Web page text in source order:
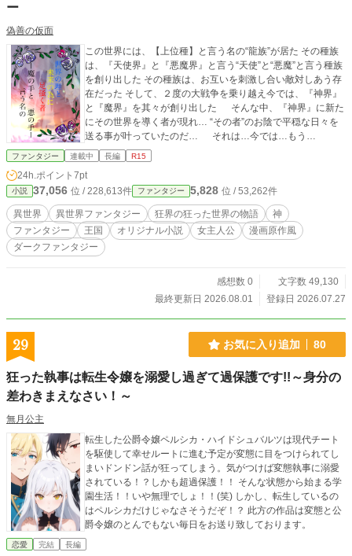
ー
偽善の仮面
この世界には、【上位種】と言う名の“龍族”が居た その種族
は、『天使界』と『悪魔界』と言う“天使”と“悪魔”と言う種族
を創り出した その種族は、お互いを刺激し合い敵対しあう存
在だった そして、２度の大戦争を乗り越え今では、『神界』
と『魔界』を其々が創り出した そんな中、『神界』に新た
にその世界を導く者が現れ… “その者”のお陰で平穏な日々を
送る事が叶っていたのだ… それは…今では…もう…
ファンタジー 連載中 長編 R15
24h.ポイント 7pt
小説 37,056 位 / 228,613件 ファンタジー 5,828 位 / 53,262件
異世界 異世界ファンタジー 狂界の狂った世界の物語
神
ファンタジー
王国 オリジナル小説 女主人公
漫画原作風
ダークファンタジー
感想数 0
文字数 49,130
最終更新日 2026.08.01
登録日 2026.07.27
29 お気に入り追加 80
狂った執事は転生令嬢を溺愛し過ぎて過保護です!!～身分の
差わきまえなさい！～
無月公主
転生した公爵令嬢ペルシカ・ハイドシュバルツは現代チート
を駆使して幸せルートに進む予定が変態に目をつけられてし
まいドンドン話が狂ってしまう。気がつけば変態執事に溺愛
されている！？しかも超過保護！！ そんな状態から始まる学
園生活！！いや無理でしょ！！(笑) しかし、転生しているの
はペルシカだけじゃなさそうだぞ！？ 此方の作品は変態と公
爵令嬢のとんでもない毎日をお送り致しております。
恋愛 完結 長編